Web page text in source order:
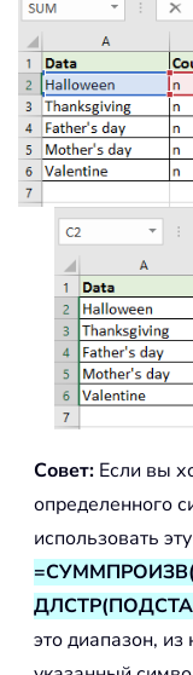
Совет: Если вы
определенного
использовать
это диапазон, из